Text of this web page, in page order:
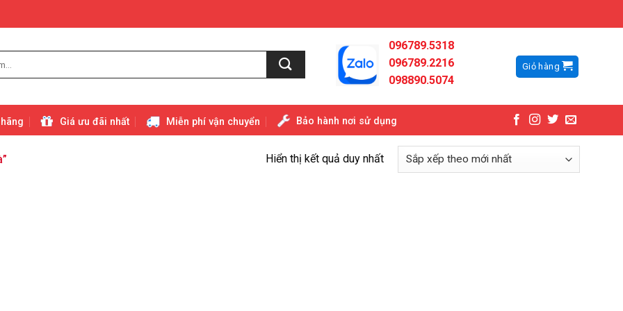
096789.5318
096789.2216
098890.5074
Giỏ hàng
Giá ưu đãi nhất Miễn phí vận chuyển Bảo hành nơi sử dụng
Hiển thị kết quả duy nhất